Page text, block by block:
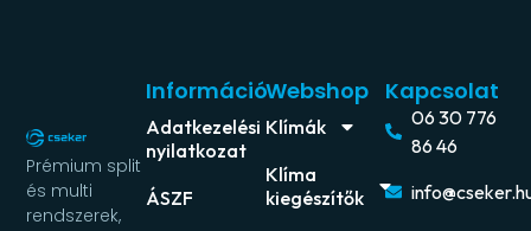
Prémium split
és multi
rendszerek,
Webshop
Klímák
Klíma
kiegészítők
Információ
Adatkezelési
nyilatkozat
ÁSZF
Kapcsolat
06 30 776
86 46